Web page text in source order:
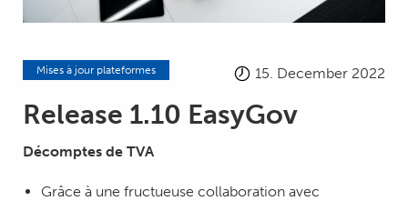
Mises à jour plateformes 15. December 2022
Release 1.10 EasyGov
Décomptes de TVA
Grâce à une fructueuse collaboration avec